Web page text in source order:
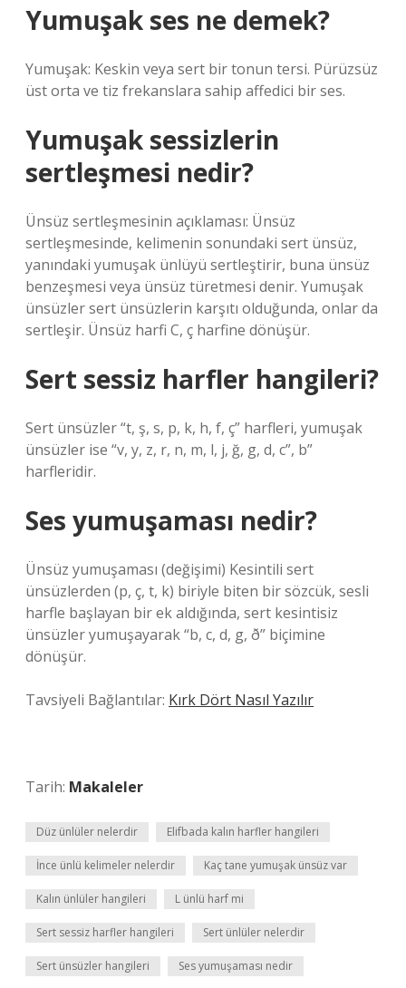
Yumuşak ses ne demek?
Yumuşak: Keskin veya sert bir tonun tersi. Pürüzsüz
üst orta ve tiz frekanslara sahip affedici bir ses.
Yumuşak sessizlerin
sertleşmesi nedir?
Ünsüz sertleşmesinin açıklaması: Ünsüz
sertleşmesinde, kelimenin sonundaki sert ünsüz,
yanındaki yumuşak ünlüyü sertleştirir, buna ünsüz
benzeşmesi veya ünsüz türetmesi denir. Yumuşak
ünsüzler sert ünsüzlerin karşıtı olduğunda, onlar da
sertleşir. Ünsüz harfi C, ç harfine dönüşür.
Sert sessiz harfler hangileri?
Sert ünsüzler “t, ş, s, p, k, h, f, ç” harfleri, yumuşak
ünsüzler ise “v, y, z, r, n, m, l, j, ğ, g, d, c”, b”
harfleridir.
Ses yumuşaması nedir?
Ünsüz yumuşaması (değişimi) Kesintili sert
ünsüzlerden (p, ç, t, k) biriyle biten bir sözcük, sesli
harfle başlayan bir ek aldığında, sert kesintisiz
ünsüzler yumuşayarak “b, c, d, g, ð” biçimine
dönüşür.
Tavsiyeli Bağlantılar: Kırk Dört Nasıl Yazılır
Tarih: Makaleler
Düz ünlüler nelerdir Elifbada kalın harfler hangileri
İnce ünlü kelimeler nelerdir Kaç tane yumuşak ünsüz var
Kalın ünlüler hangileri L ünlü harf mi
Sert sessiz harfler hangileri Sert ünlüler nelerdir
Sert ünsüzler hangileri Ses yumuşaması nedir